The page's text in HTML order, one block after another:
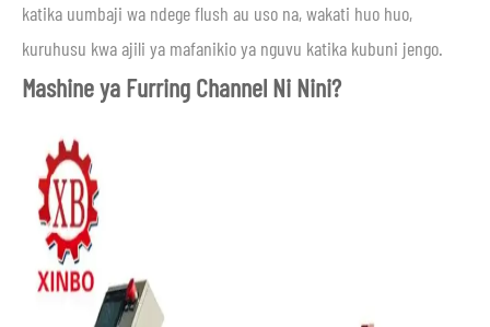
katika uumbaji wa ndege flush au uso na, wakati huo huo,
kuruhusu kwa ajili ya mafanikio ya nguvu katika kubuni jengo.
Mashine ya Furring Channel Ni Nini?